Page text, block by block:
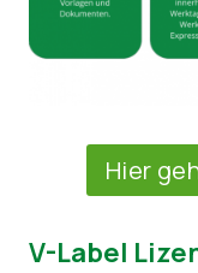
Hier
V-Label